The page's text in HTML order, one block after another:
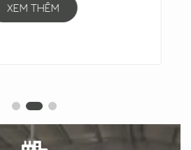
XEM THÊM